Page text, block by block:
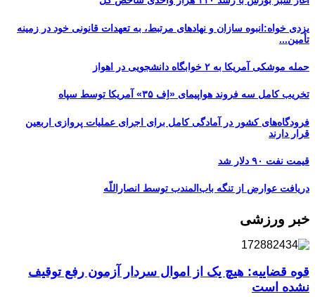
یزدی خواه:انبوه سازان و نهادهای مرتبط، به تعهدات قانونی خود در زمینه
تأمین...
حمله موشکی آمریکا به ۲ خوابگاه دانشجویی در اهواز
تخریب کامل سه فروند هواپیمای «اِف ۳۵» آمریکا توسط سپاه
فرودگاه‌های کشور در آمادگی کامل برای اجرای عملیات پروازی اربعین
قرار دارند
قیمت نفت ۹۰ دلار شد
دریافت عوارض از تنگه باب‌المندب توسط انصاراللّه
خبر ورزشی
قوه قضاییه: هیچ یک از اموال سردار آزمون رفع توقیف
نشده است